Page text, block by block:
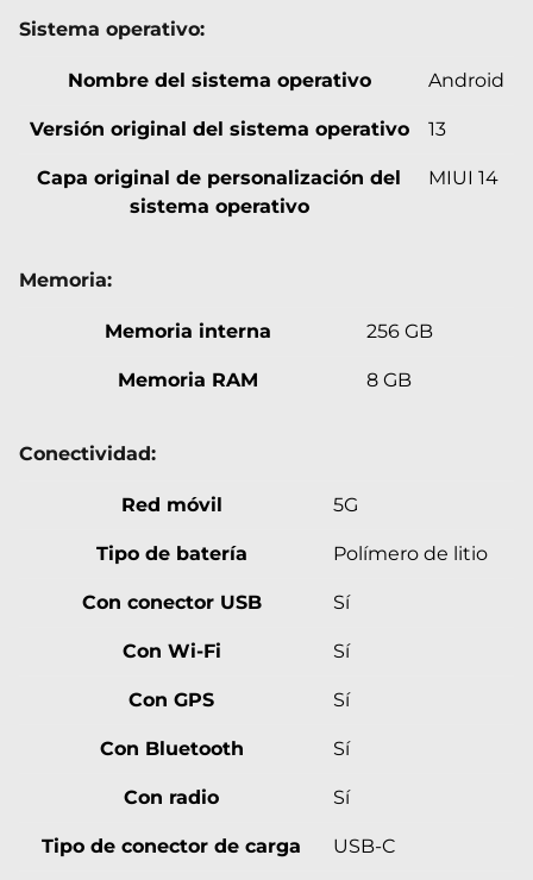
Sistema operativo:
Nombre del sistema operativo Android
Versión original del sistema operativo 13
Capa original de personalización del
sistema operativo
MIUI 14
Memoria:
Memoria interna 256 GB
Memoria RAM 8 GB
Conectividad:
Red móvil 5G
Tipo de batería Polímero de litio
Con conector USB Sí
Con Wi-Fi Sí
Con GPS Sí
Con Bluetooth Sí
Con radio Sí
Tipo de conector de carga USB-C